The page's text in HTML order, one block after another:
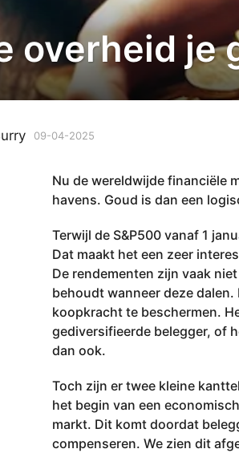
overheid je
09-04-2025
0
4
0
2
5
Nu de wereldwijde financiële
havens. Goud is dan een
Terwijl de S&P500 vanaf 1
Dat maakt het een zeer
De rendementen zijn vaak
behoudt wanneer deze
koopkracht te beschermen.
gediversifieerde belegger, of
dan ook.
Toch zijn er twee kleine
het begin van een
markt. Dit komt doordat
compenseren. We zien dit